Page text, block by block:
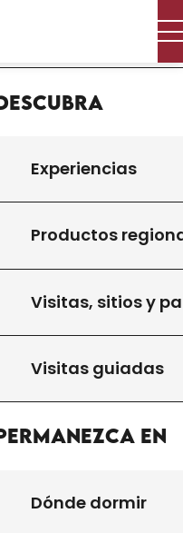
Experiencias
Productos
Visitas, sitios y
Visitas guiadas
en
Dónde dormir
Germain
Saint-Germain-du-